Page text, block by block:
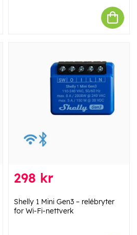
298 kr
Shelly 1 Mini Gen3 – relébryter
for Wi-Fi-nettverk